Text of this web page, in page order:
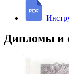
Дипломы и